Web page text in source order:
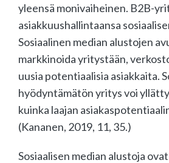
yleensä monivaiheinen. B2B-
asiakkuushallintaansa
Sosiaalinen median alustojen
markkinoida yritystään,
uusia potentiaalisia asiakkaita.
hyödyntämätön yritys voi
kuinka laajan
(Kananen, 2019, 11, 35.)
Sosiaalisen median alustoja